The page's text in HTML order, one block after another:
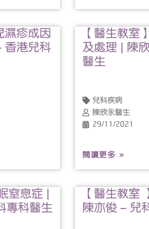
濕疹成因
香港兒科
【醫生教室
及處理 | 陳
醫生
兒科疾病
陳欣永醫生
29/11/2021
閱讀更多 »
窒息症 |
專科醫生
【醫生教室
陳亦俊 – 兒